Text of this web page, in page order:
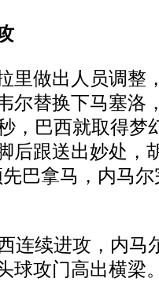
做出人员调整
尔替换下马塞洛
，巴西就取得梦
后跟送出妙处，
巴拿马，内马
续进攻，内马
球攻门高出横梁